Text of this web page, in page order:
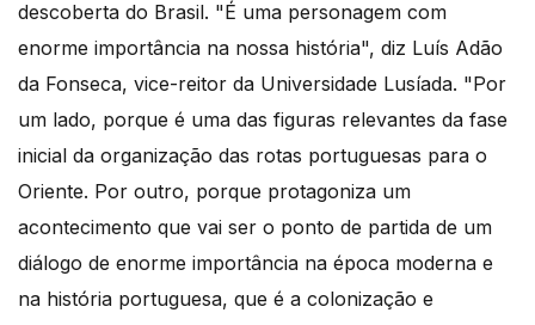
descoberta do Brasil. "É uma personagem com
enorme importância na nossa história", diz Luís Adão
da Fonseca, vice-reitor da Universidade Lusíada. "Por
um lado, porque é uma das figuras relevantes da fase
inicial da organização das rotas portuguesas para o
Oriente. Por outro, porque protagoniza um
acontecimento que vai ser o ponto de partida de um
diálogo de enorme importância na época moderna e
na história portuguesa, que é a colonização e